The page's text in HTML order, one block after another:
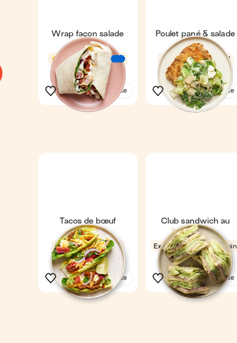
Wrap façon salade
Cobb
4,7 16 min €
1
Voir la recette
Poulet pané & salade
césar
4,7 31 min 1
Voir la recette
Tacos de bœuf
revisités
Pleine saison
4,5
23 min
1
Voir la recette
Club sandwich au
pesto
Express 4,4
3 min
1
Voir la recette